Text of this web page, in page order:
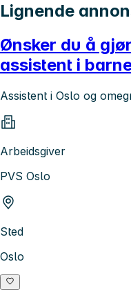
Lignende
Ønsker du å
assistent i
Assistent i Oslo og
Arbeidsgiver
PVS Oslo
Sted
Oslo